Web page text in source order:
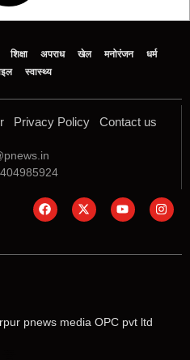
शिक्षा अपराध खेल मनोरंजन
धर्म
स्वास्थ्य
Privacy Policy Contact us
pnews media OPC pvt ltd